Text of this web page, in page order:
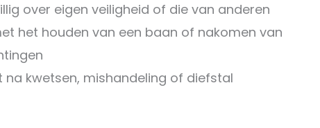
over eigen veiligheid of die van anderen
het houden van een baan of nakomen van
na kwetsen, mishandeling of diefstal